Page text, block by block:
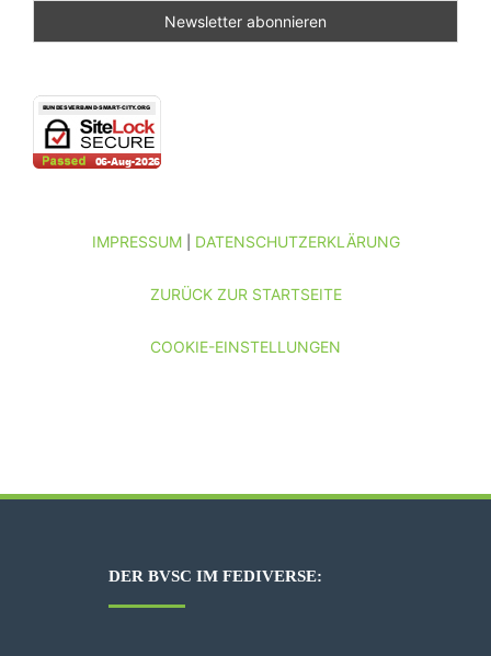
IMPRESSUM| DATENSCHUTZERKLÄRUNG
ZURÜCK ZUR STARTSEITE
COOKIE-EINSTELLUNGEN
DER BVSC IM FEDIVERSE: